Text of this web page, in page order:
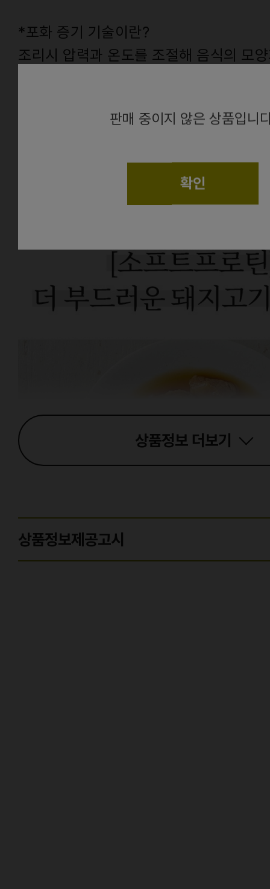
*포화 증기 기술이란?
조리시 압력과 온도를 조절해 음식의 모
From.
상품정보 더보기
상품정보제공고시
판매 중이지 않은 상품입니
확인